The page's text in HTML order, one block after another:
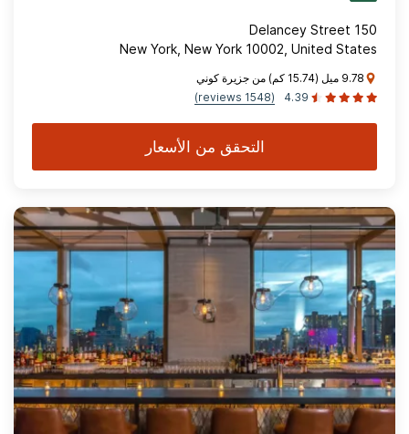
150 Delancey Street
New York, New York 10002, United States
9.78 ميل (15.74 كم) من جزيرة كوني
4.39
(1548 reviews)
التحقق من الأسعار